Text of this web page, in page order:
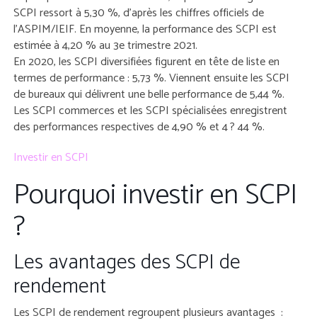
SCPI ressort à 5,30 %, d’après les chiffres officiels de
l’ASPIM/IEIF. En moyenne, la performance des SCPI est
estimée à 4,20 % au 3e trimestre 2021.
En 2020, les SCPI diversifiées figurent en tête de liste en
termes de performance : 5,73 %. Viennent ensuite les SCPI
de bureaux qui délivrent une belle performance de 5,44 %.
Les SCPI commerces et les SCPI spécialisées enregistrent
des performances respectives de 4,90 % et 4 ? 44 %.
Investir en SCPI
Pourquoi investir en SCPI
?
Les avantages des SCPI de
rendement
Les SCPI de rendement regroupent plusieurs avantages :